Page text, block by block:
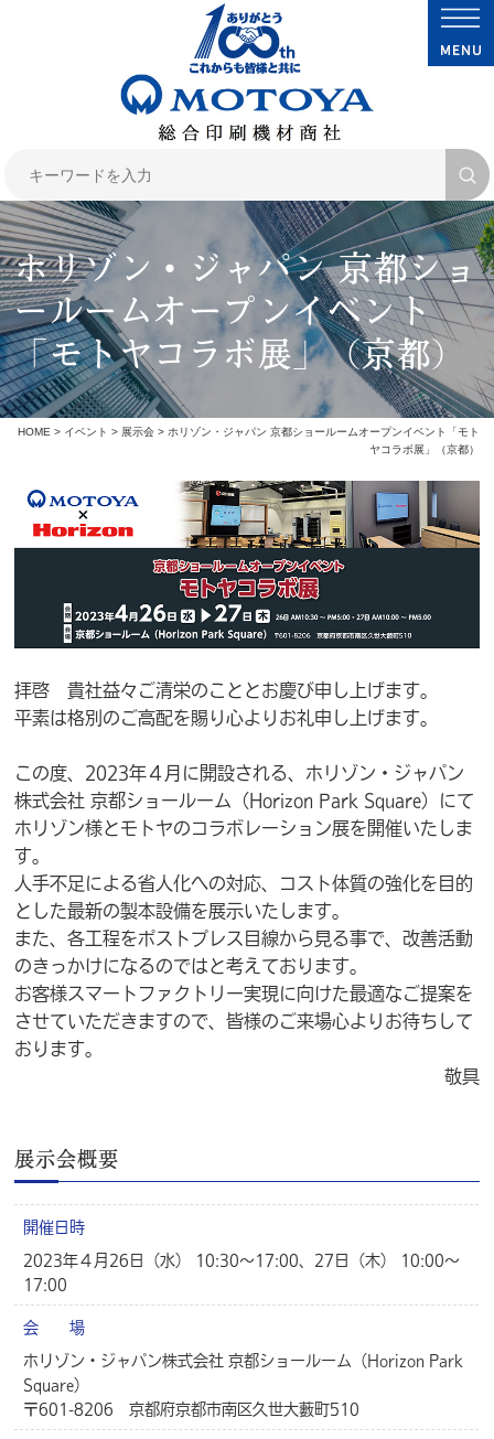
ホリゾン・ジャパン 京都ショ
ールームオープンイベント
「モトヤコラボ展」（京都）
HOME> イベント > 展示会> ホリゾン・ジャパン 京都ショールームオープンイベント「モト
ヤコラボ展」（京都）
拝啓 貴社益々ご清栄のこととお慶び申し上げます。
平素は格別のご高配を賜り心よりお礼申し上げます。
この度、2023年４月に開設される、ホリゾン・ジャパン
株式会社 京都ショールーム（Horizon Park Square）にて
ホリゾン様とモトヤのコラボレーション展を開催いたしま
す。
人手不足による省人化への対応、コスト体質の強化を目的
とした最新の製本設備を展示いたします。
また、各工程をポストプレス目線から見る事で、改善活動
のきっかけになるのではと考えております。
お客様スマートファクトリー実現に向けた最適なご提案を
させていただきますので、皆様のご来場心よりお待ちして
おります。
敬具
展示会概要
開催日時
2023年４月26日（水） 10:30～17:00、27日（木） 10:00～
17:00
会 場
ホリゾン・ジャパン株式会社 京都ショールーム（Horizon Park
Square）
〒601-8206 京都府京都市南区久世大藪町510